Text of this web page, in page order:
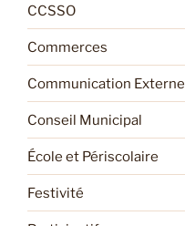
CCSSO
Commerces
Communication Externe
Conseil Municipal
École et Périscolaire
Festivité